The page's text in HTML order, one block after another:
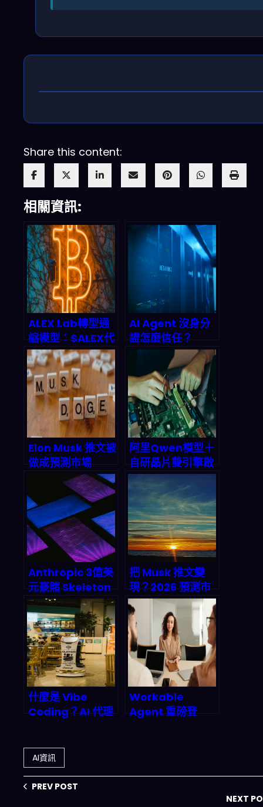
Share this content:
相關資訊:
ALEX Lab轉型通
縮模型：$ALEX代
幣回購燒毀機制與
2026年Stacks生
態價值前景
AI Agent 沒身分
證怎麼信任？
Infoblox與
GoDaddy聯手打
造DNS身份驗證新
標準，終結代理人
偽造與數據污染亂
象
Elon Musk 推文被
做成預測市場
2026 爆賺 8 萬美
元：名人社交如何
變成兆美元級金融
賭局
阿里Qwen模型＋
自研晶片雙引擎啟
動：中國AI工廠全
棧霸權的深度拆解
Anthropic 3億美
元豪賭 Skeleton
Key：為何
developer 被迫
重新選邊站？
把 Musk 推文變
現？2026 預測市
場自動化套利實戰
與 AI 流水線拆解
什麼是 Vibe
Coding？AI 代理
Workable
Agent 重磅登
AI資訊
PREV POST
NEXT